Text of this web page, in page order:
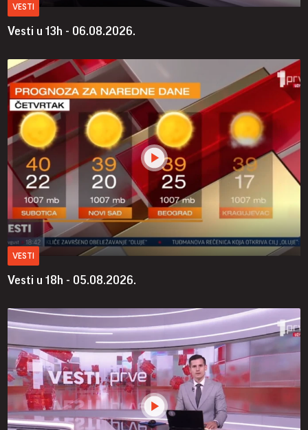
VESTI
Vesti u 13h - 06.08.2026.
VESTI
Vesti u 18h - 05.08.2026.